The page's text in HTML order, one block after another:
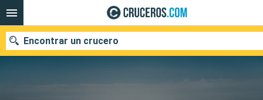
Encontrar un crucero